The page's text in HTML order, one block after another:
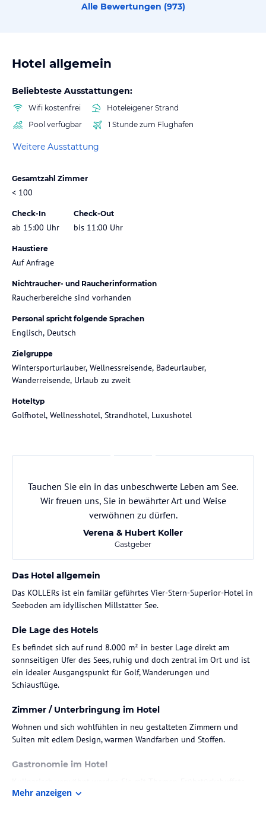
Alle Bewertungen (973)
Hotel allgemein
Beliebteste Ausstattungen:
Wifi kostenfrei
Hoteleigener Strand
Pool verfügbar
1 Stunde zum Flughafen
Weitere Ausstattung
Gesamtzahl Zimmer
< 100
Check-In
ab 15:00 Uhr
Check-Out
bis 11:00 Uhr
Haustiere
Auf Anfrage
Nichtraucher- und Raucherinformation
Raucherbereiche sind vorhanden
Personal spricht folgende Sprachen
Englisch, Deutsch
Zielgruppe
Wintersporturlauber, Wellnessreisende, Badeurlauber,
Wanderreisende, Urlaub zu zweit
Hoteltyp
Golfhotel, Wellnesshotel, Strandhotel, Luxushotel
Tauchen Sie ein in das unbeschwerte Leben am See.
Wir freuen uns, Sie in bewährter Art und Weise
verwöhnen zu dürfen.
Verena & Hubert Koller
Gastgeber
Das Hotel allgemein
Das KOLLERs ist ein familär geführtes Vier-Stern-Superior-Hotel in
Die Lage des Hotels
Es befindet sich auf rund 8.000 m² in bester Lage direkt am
sonnseitigen Ufer des Sees, ruhig und doch zentral im Ort und ist
ein idealer Ausgangspunkt für Golf, Wanderungen und
Schiausflüge.
Zimmer / Unterbringung im Hotel
Wohnen und sich wohlfühlen in neu gestalteten Zimmern und
Suiten mit edlem Design, warmen Wandfarben und Stoffen.
Gastronomie im Hotel
(Kärntner Art, italienisch und bayrisch, süßen Waffeln,
Mehr anzeigen